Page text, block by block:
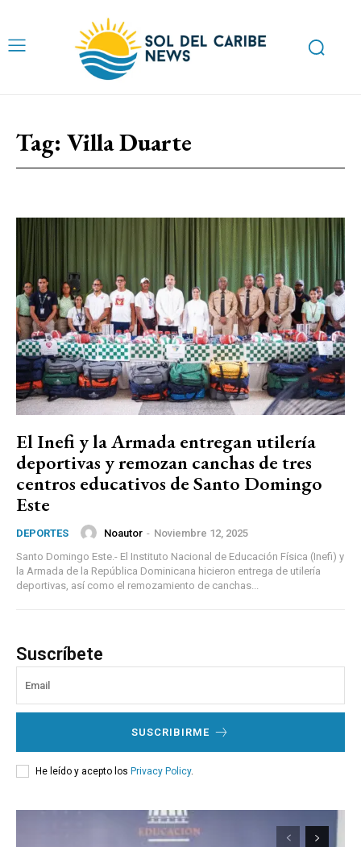
Tag: Villa Duarte
El Inefi y la Armada entregan utilería
deportivas y remozan canchas de tres
centros educativos de Santo Domingo
Este
DEPORTES Noautor - Noviembre 12, 2025
Santo Domingo Este.- El Instituto Nacional de Educación Física (Inefi) y
la Armada de la República Dominicana hicieron entrega de utilería
deportivas, así como el remozamiento de canchas...
Suscríbete
SUSCRIBIRME
He leído y acepto los Privacy Policy.